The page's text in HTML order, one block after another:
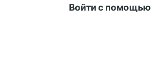
Войти с помощью